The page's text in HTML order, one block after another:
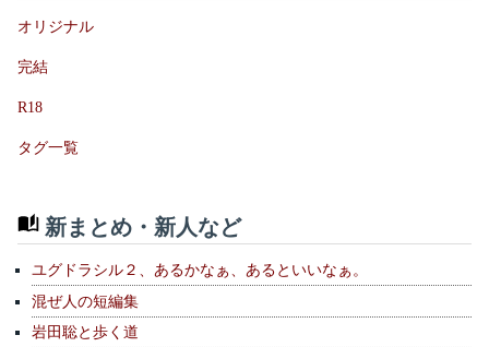
オリジナル
完結
R18
タグ一覧
新まとめ・新人など
ユグドラシル２、あるかなぁ、あるといいなぁ。
混ぜ人の短編集
岩田聡と歩く道